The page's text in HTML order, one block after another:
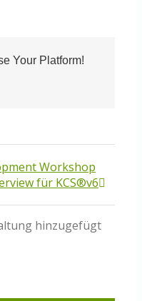
Your Platform!
Workshop
für KCS®v6
hinzugefügt